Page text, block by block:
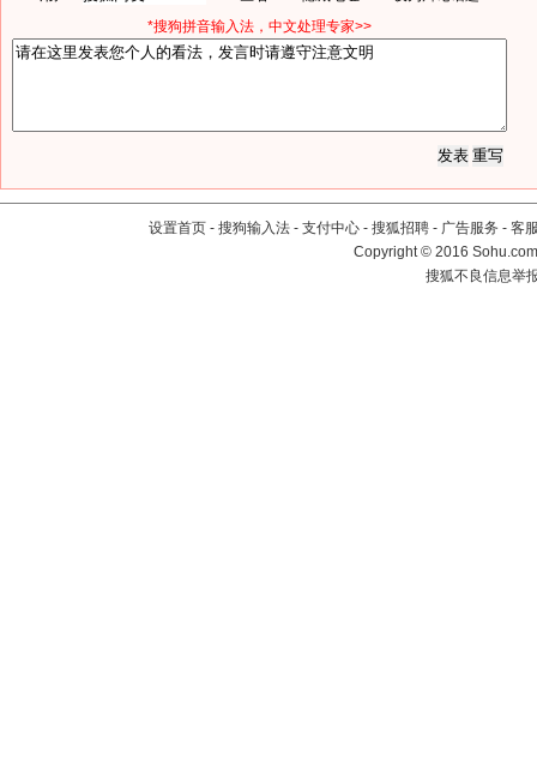
*搜狗拼音输入法，中文处理专家>>
设置首页 - 搜狗输入法 - 支付中心 - 搜狐招聘 - 广告服务 - 客
Copyright©2016
搜狐不良信息举